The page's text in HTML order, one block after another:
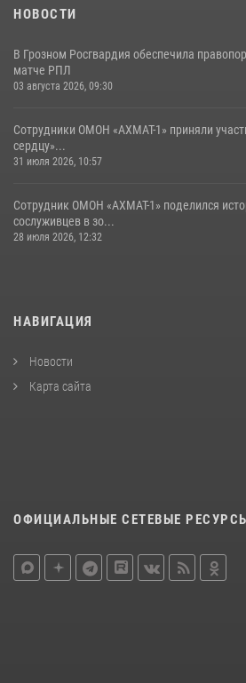
НОВОСТИ
В Грозном Росгвардия обеспечила
матче РПЛ
03 августа 2026, 09:30
Сотрудники ОМОН «АХМАТ-1» приняли
сердцу»...
31 июля 2026, 10:57
Сотрудник ОМОН «АХМАТ-1» поделился
сослуживцев в зо...
28 июля 2026, 12:32
НАВИГАЦИЯ
Новости
Карта сайта
ОФИЦИАЛЬНЫЕ СЕТЕВЫЕ